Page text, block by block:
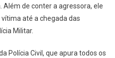
de conter a agressora, ele
até a chegada das
Militar.
Polícia Civil, que apura todos os